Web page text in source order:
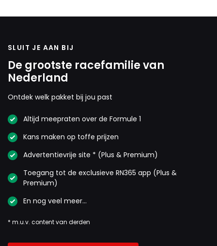
SLUIT JE AAN BIJ
De grootste racefamilie van
Nederland
Ontdek welk pakket bij jou past
Altijd meepraten over de Formule 1
Kans maken op toffe prijzen
Advertentievrije site * (Plus & Premium)
Toegang tot de exclusieve RN365 app (Plus &
Premium)
En nog veel meer…
* m.u.v. content van derden